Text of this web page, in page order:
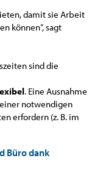
damit sie Arbeit
können”, sagt
sind die
. Eine Ausnahme
notwendigen
erfordern (z. B. im
Büro dank